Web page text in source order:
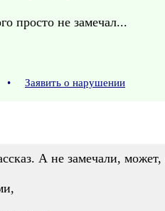
просто не замечал...
• Заявить о нарушении
А не замечали,